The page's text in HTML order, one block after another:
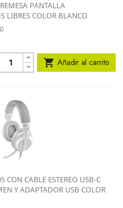
PANTALLA
LIBRES COLOR BLANCO
 Añadir al carrito
CON CABLE ESTEREO USB-C
Y ADAPTADOR USB COLOR